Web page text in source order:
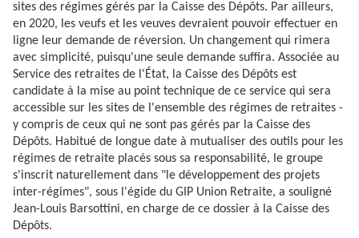
sites des régimes gérés par la Caisse des Dépôts. Par ailleurs,
en 2020, les veufs et les veuves devraient pouvoir effectuer en
ligne leur demande de réversion. Un changement qui rimera
avec simplicité, puisqu'une seule demande suffira. Associée au
Service des retraites de l'État, la Caisse des Dépôts est
candidate à la mise au point technique de ce service qui sera
accessible sur les sites de l'ensemble des régimes de retraites -
y compris de ceux qui ne sont pas gérés par la Caisse des
Dépôts. Habitué de longue date à mutualiser des outils pour les
régimes de retraite placés sous sa responsabilité, le groupe
s'inscrit naturellement dans "le développement des projets
inter-régimes", sous l'égide du GIP Union Retraite, a souligné
Jean-Louis Barsottini, en charge de ce dossier à la Caisse des
Dépôts.